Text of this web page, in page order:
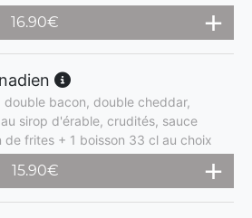
16.90€
double bacon, double cheddar,
sirop d'érable, crudités, sauce
de frites + 1 boisson 33 cl au choix
15.90€